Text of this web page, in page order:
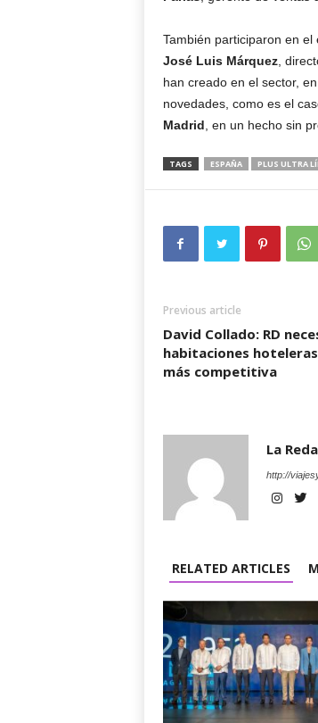
También participaron en el
José Luis Márquez,
han creado en el sector,
novedades, como es el
Madrid , en un hecho sin
TAGS ESPAÑA PLUS ULTRA
Previous article
David Collado: RD
habitaciones
más competitiva
La
http://
RELATED ARTICLES